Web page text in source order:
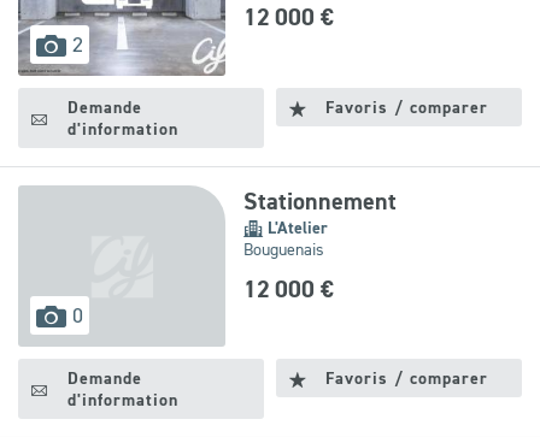
2 images
disponibles
12 000 €
Demande
d'information
Favoris / comparer
0
disponibles
Stationnement
L'Atelier
Bouguenais
12 000 €
Demande
d'information
Favoris / comparer